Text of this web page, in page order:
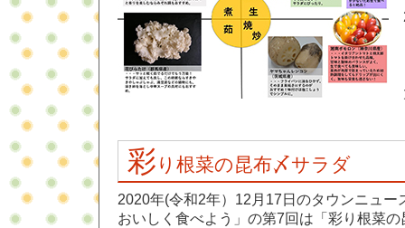
彩 り根菜の昆布〆サラダ
2020年(令和2年）12月17日のタウンニュー
おいしく食べよう」の第7回は「彩り根菜